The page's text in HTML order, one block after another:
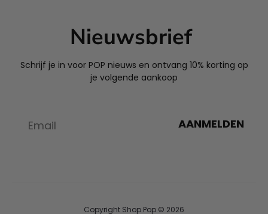
Nieuwsbrief
Schrijf je in voor POP nieuws en ontvang 10% korting op
je volgende aankoop
AANMELDEN
Copyright Shop Pop © 2026